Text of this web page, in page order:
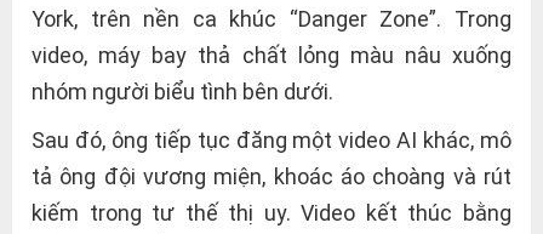
York, trên nền ca khúc “Danger Zone”. Trong
video, máy bay thả chất lỏng màu nâu xuống
nhóm người biểu tình bên dưới.
Sau đó, ông tiếp tục đăng một video AI khác, mô
tả ông đội vương miện, khoác áo choàng và rút
kiếm trong tư thế thị uy. Video kết thúc bằng